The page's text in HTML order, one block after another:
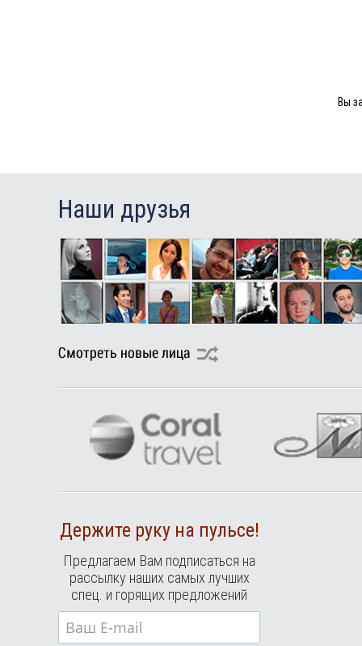
Вы
Наши друзья
Держите руку на пульсе!
Предлагаем Вам подписаться на
рассылку наших самых лучших
спец. и горящих предложений